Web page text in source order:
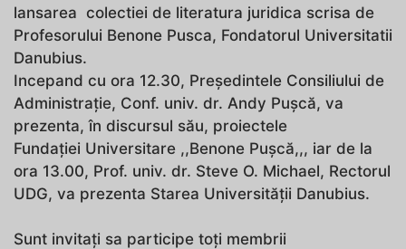
lansarea colectiei de literatura juridica scrisa de
Profesorului Benone Pusca, Fondatorul Universitatii
Danubius.
Incepand cu ora 12.30, Președintele Consiliului de
Administrație, Conf. univ. dr. Andy Pușcă, va
prezenta, în discursul său, proiectele
Fundației Universitare ,,Benone Pușcă,,, iar de la
ora 13.00, Prof. univ. dr. Steve O. Michael, Rectorul
UDG, va prezenta Starea Universității Danubius.
Sunt invitați sa participe toți membrii